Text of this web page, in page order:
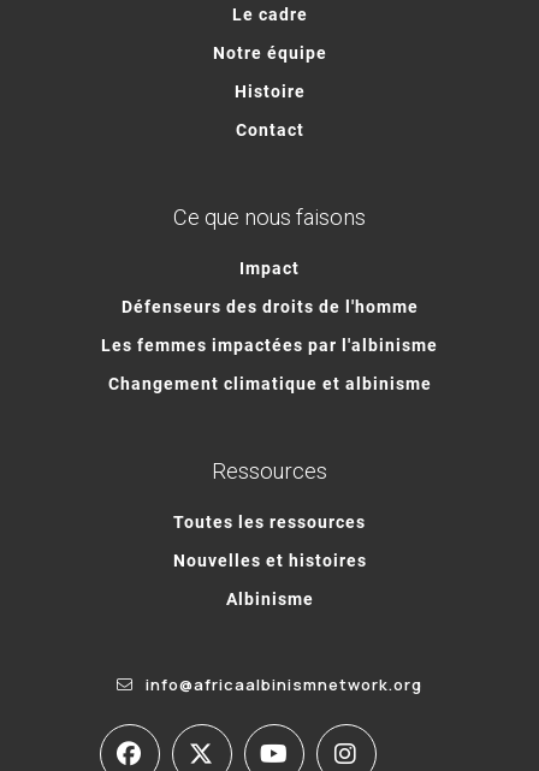
Le cadre
Notre équipe
Histoire
Contact
Ce que nous faisons
Impact
Défenseurs des droits de l'homme
Les femmes impactées par l'albinisme
Changement climatique et albinisme
Ressources
Toutes les ressources
Nouvelles et histoires
Albinisme
info@africaalbinismnetwork.org